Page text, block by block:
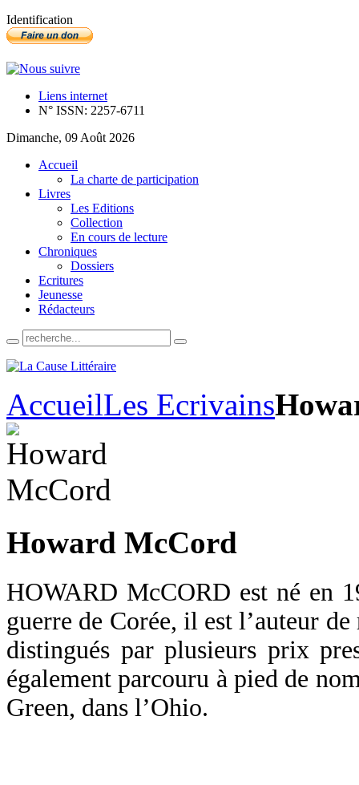
Identification
Liens internet
N° ISSN: 2257-6711
Dimanche, 09 Août 2026
Accueil
La charte de participation
Livres
Les Editions
Collection
En cours de lecture
Chroniques
Dossiers
Ecritures
Jeunesse
Rédacteurs
AccueilLes Ecrivains
Howard McCord
HOWARD McCORD est né en
guerre de Corée, il est l’auteur
distingués par plusieurs prix
également parcouru à pied de
Green, dans l’Ohio.